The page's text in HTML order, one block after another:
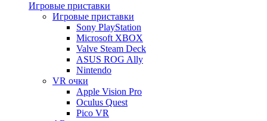
Игровые приставки
Игровые приставки
Sony PlayStation
Microsoft XBOX
Valve Steam Deck
ASUS ROG Ally
Nintendo
VR очки
Apple Vision Pro
Oculus Quest
Pico VR